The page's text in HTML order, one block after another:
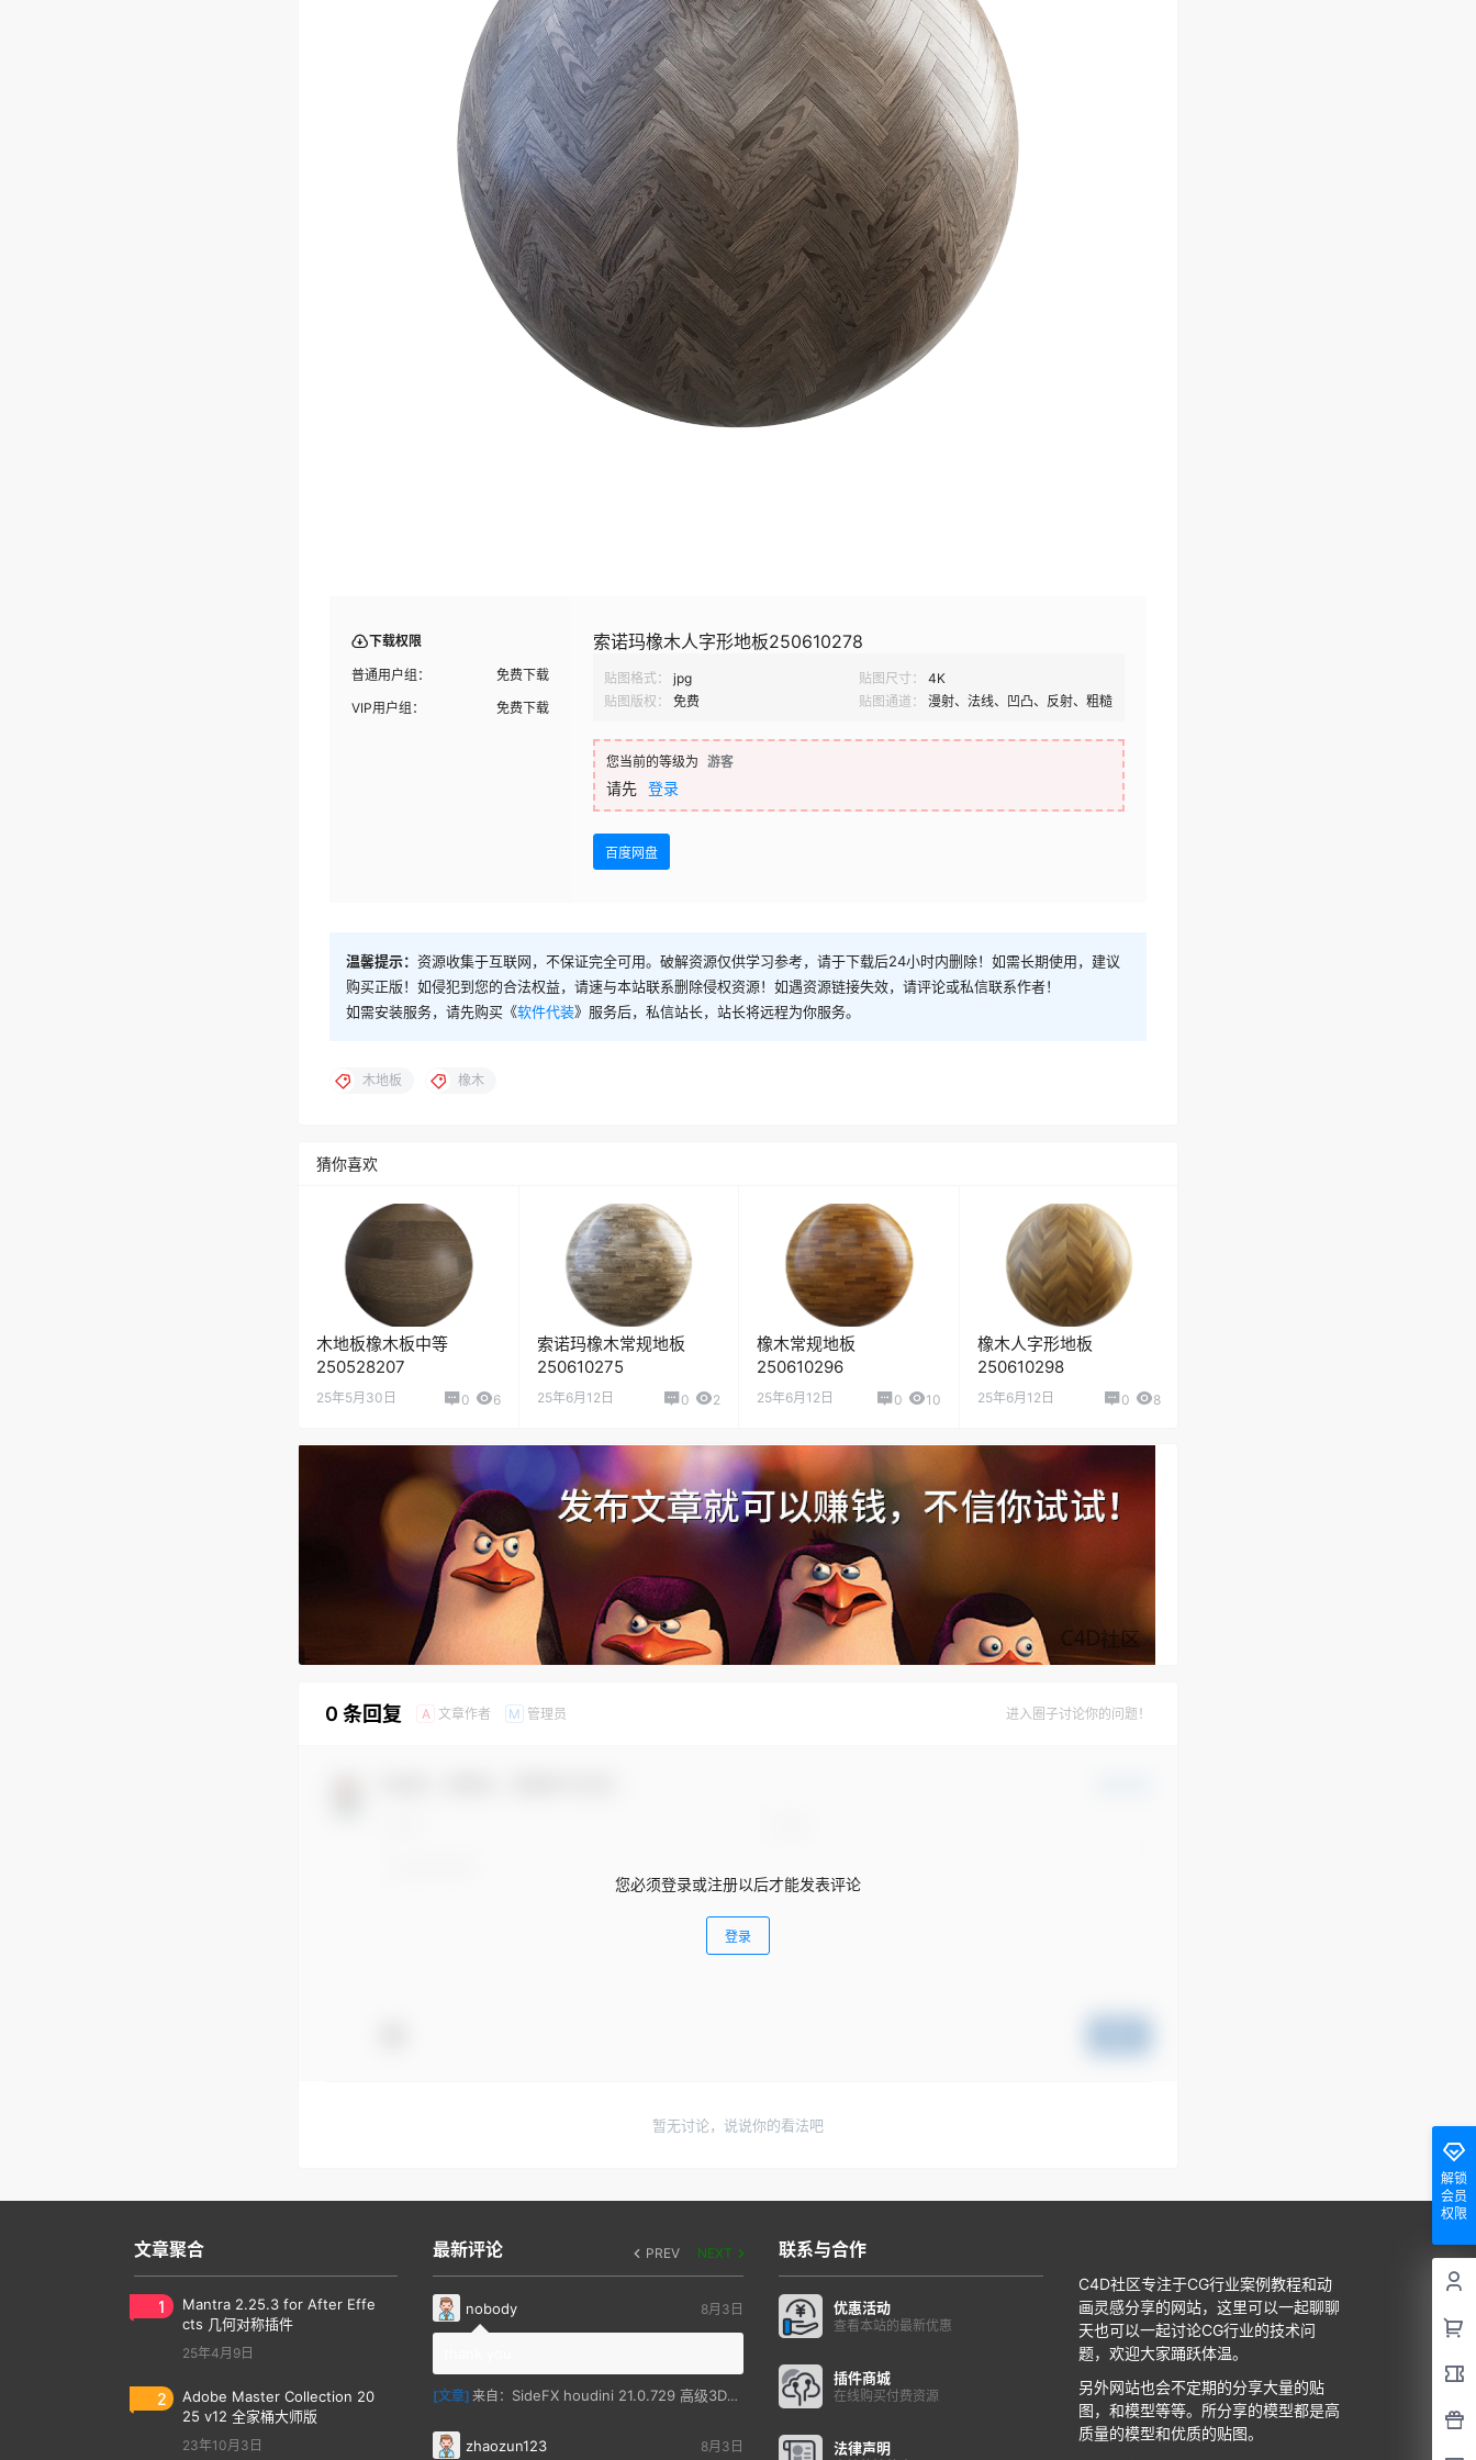
下载权限
普通用户组：
免费下载
VIP用户组：
免费下载
索诺玛橡木人字形地板250610278
贴图格式： jpg 贴图尺寸：
4K
贴图版权：
免费 贴图通道： 漫射、法线、凹凸、反射、粗糙
您当前的等级为 游客
请先 登录
百度网盘
温馨提示： 资源收集于互联网，不保证完全可用。破解资源仅供学习参考，请于下载后24小时内删除！如需长期使用，建议
购买正版！如侵犯到您的合法权益，请速与本站联系删除侵权资源！如遇资源链接失效，请评论或私信联系作者！
如需安装服务，请先购买《软件代装》服务后，私信站长，站长将远程为你服务。
木地板 橡木
猜你喜欢
木地板橡木板中等
250528207
25年5月30日 0 6
索诺玛橡木常规地板
250610275
25年6月12日 0 2
橡木常规地板
250610296
25年6月12日 0 10
橡木人字形地板
250610298
25年6月12日 0 8
0 条回复 A 文章作者 M 管理员 进入圈子讨论你的问题！
您必须登录或注册以后才能发表评论
登录
暂无讨论，说说你的看法吧
解锁
会员
权限
文章聚合
1
Mantra 2.25.3 for After Effe
cts 几何对称插件
25年4月9日
2
Adobe Master Collection 20
25 v12 全家桶大师版
23年10月3日
最新评论 PREV NEXT
nobody 8月3日
[文章] 来自： SideFX houdini 21.0.729 高级3D特效软件
zhaozun123 8月3日
联系与合作
优惠活动
查看本站的最新优惠
插件商城
在线购买付费资源
法律声明
C4D社区专注于CG行业案例教程和动
画灵感分享的网站，这里可以一起聊聊
天也可以一起讨论CG行业的技术问
题，欢迎大家踊跃体温。
另外网站也会不定期的分享大量的贴
图，和模型等等。所分享的模型都是高
质量的模型和优质的贴图。